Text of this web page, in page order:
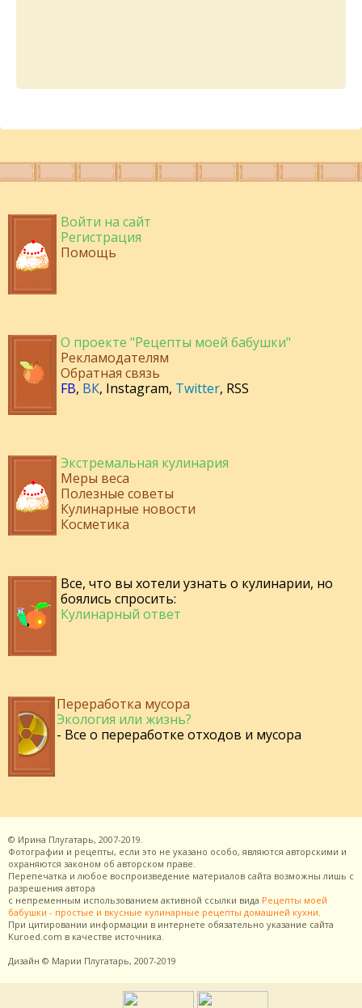
Войти на сайт
Регистрация
Помощь
О проекте "Рецепты моей бабушки"
Рекламодателям
Обратная связь
FB, ВК, Instagram, Twitter, RSS
Экстремальная кулинария
Меры веса
Полезные советы
Кулинарные новости
Косметика
Все, что вы хотели узнать о кулинарии, но
боялись спросить:
Кулинарный ответ
Переработка мусора
Экология или жизнь?
- Все о переработке отходов и мусора
© Ирина Плугатарь, 2007-2019.
Фотографии и рецепты, если это не указано особо, являются авторскими и
охраняются законом об авторском праве.
Перепечатка и любое воспроизведение материалов сайта возможны лишь с
разрешения автора
с непременным использованием активной ссылки вида Рецепты моей
бабушки - простые и вкусные кулинарные рецепты домашней кухни
При цитировании информации в интернете обязательно указание сайта
Kuroed.com в качестве источника.
Дизайн © Марии Плугатарь, 2007-2019